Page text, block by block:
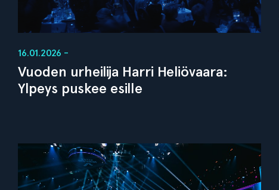
16.01.2026 -
Vuoden urheilija Harri Heliövaara:
Ylpeys puskee esille